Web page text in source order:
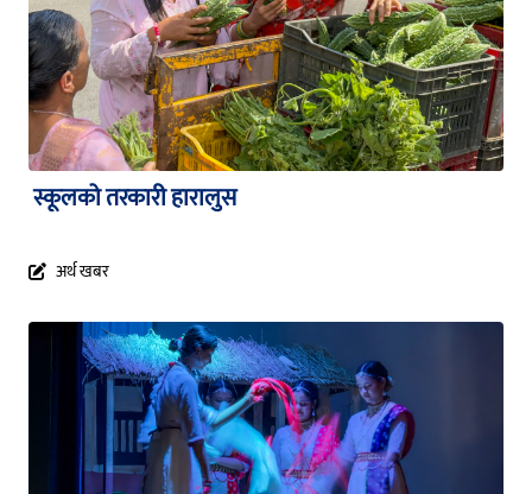
स्कूलको तरकारी हारालुस
अर्थ खबर